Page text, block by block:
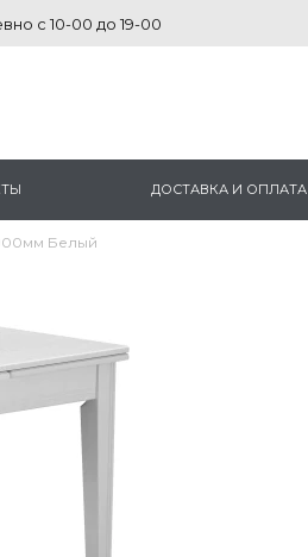
с 10-00 до 19-00
ДОСТАВКА И ОПЛАТА
Белый